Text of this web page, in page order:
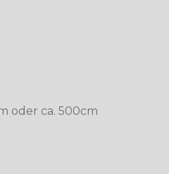
oder ca. 500cm